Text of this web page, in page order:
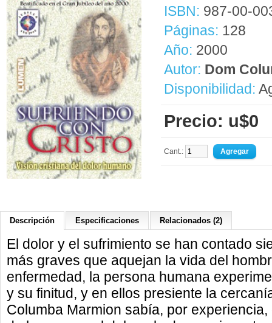
ISBN: 987-00-
Páginas: 128
Año: 2000
Autor: Dom
Disponibilidad:
Precio: u$0
Cant.:
Descripción Especificaciones Relacionados (2)
El dolor y el sufrimiento se han contado
más graves que aquejan la vida del
enfermedad, la persona humana
y su finitud, y en ellos presiente la
Columba Marmion sabía, por